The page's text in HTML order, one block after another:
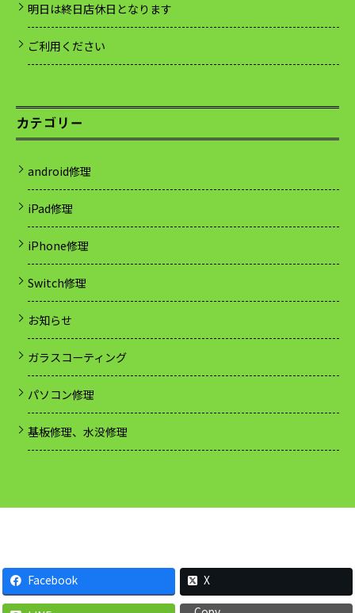
明日は終日店休日となります
ご利用ください
カテゴリー
android修理
iPad修理
iPhone修理
Switch修理
お知らせ
ガラスコーティング
パソコン修理
基板修理、水没修理